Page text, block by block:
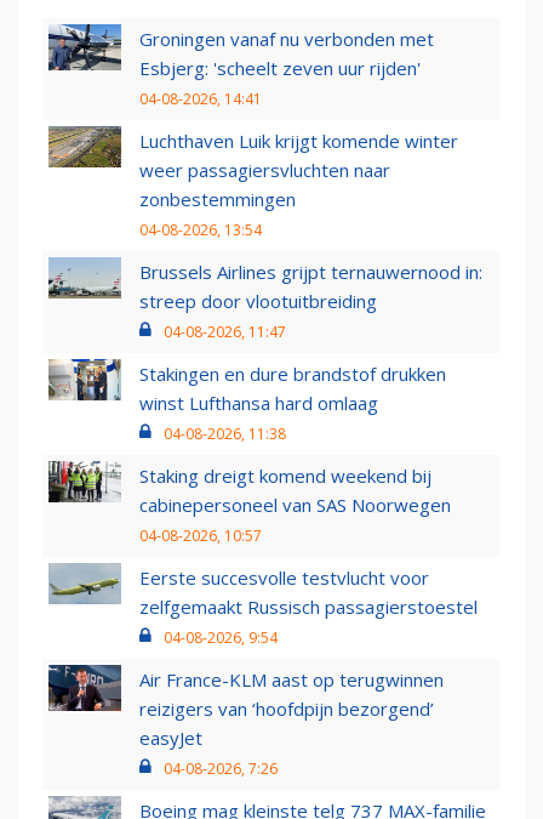
Groningen vanaf nu verbonden met
Esbjerg: 'scheelt zeven uur rijden'
04-08-2026, 14:41
Luchthaven Luik krijgt komende winter
weer passagiersvluchten naar
zonbestemmingen
04-08-2026, 13:54
Brussels Airlines grijpt ternauwernood in:
streep door vlootuitbreiding
04-08-2026, 11:47
Stakingen en dure brandstof drukken
winst Lufthansa hard omlaag
04-08-2026, 11:38
Staking dreigt komend weekend bij
cabinepersoneel van SAS Noorwegen
04-08-2026, 10:57
Eerste succesvolle testvlucht voor
zelfgemaakt Russisch passagierstoestel
04-08-2026, 9:54
Air France-KLM aast op terugwinnen
reizigers van ‘hoofdpijn bezorgend’
easyJet
04-08-2026, 7:26
Boeing mag kleinste telg 737 MAX-familie